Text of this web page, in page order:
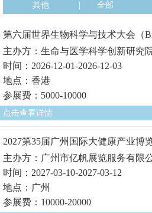
其他
全部
第六届世界生物科学与技术大会（
主办方：生命与医学科学创新研究
时间：2026-12-01-2026-12-03
地点：香港
参展费：5000-10000
点击查看详情
2027第35届广州国际大健康产业博
主办方：广州市亿帆展览服务有限
时间：2027-03-10-2027-03-12
地点：广州
参展费：10000-20000